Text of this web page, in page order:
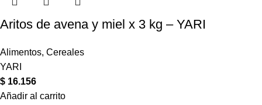
Aritos de avena y miel x 3 kg – YARI
Alimentos, Cereales
YARI
$ 16.156
Añadir al carrito